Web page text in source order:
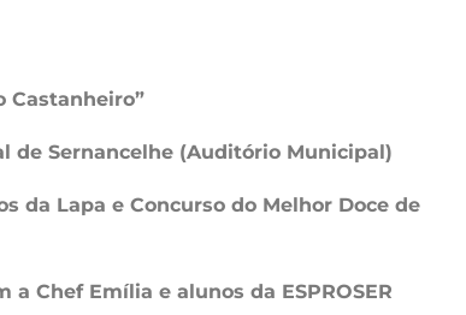
Castanheiro”
de Sernancelhe (Auditório Municipal)
da Lapa e Concurso do Melhor Doce de
a Chef Emília e alunos da ESPROSER